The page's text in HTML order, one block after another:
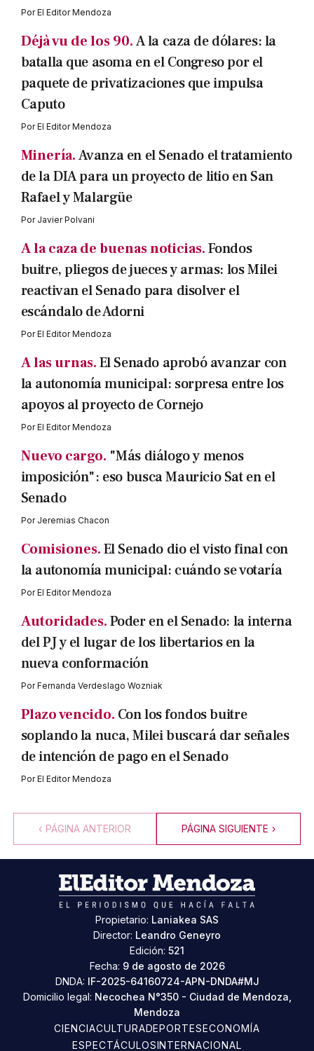
PorEl Editor Mendoza
Déjà vu de los 90.A la caza de dólares: la
batalla que asoma en el Congreso por el
paquete de privatizaciones que impulsa
Caputo
PorEl Editor Mendoza
Minería.Avanza en el Senado el tratamiento
de la DIA para un proyecto de litio en San
Rafael y Malargüe
Por Javier Polvani
A la caza de buenas noticias.Fondos
buitre, pliegos de jueces y armas: los Milei
reactivan el Senado para disolver el
escándalo de Adorni
PorEl Editor Mendoza
A las urnas.El Senado aprobó avanzar con
la autonomía municipal: sorpresa entre los
apoyos al proyecto de Cornejo
PorEl Editor Mendoza
Nuevo cargo. "Más diálogo y menos
imposición": eso busca Mauricio Sat en el
Senado
Por Jeremias Chacon
Comisiones.El Senado dio el visto final con
la autonomía municipal: cuándo se votaría
PorEl Editor Mendoza
Autoridades.Poder en el Senado: la interna
del PJ y el lugar de los libertarios en la
nueva conformación
PorFernanda Verdeslago Wozniak
Plazo vencido. Con los fondos buitre
soplando la nuca, Milei buscará dar señales
de intención de pago en el Senado
PorEl Editor Mendoza
‹ PÁGINA ANTERIOR PÁGINA SIGUIENTE ›
Propietario: Laniakea SAS
Director: Leandro Geneyro
Edición: 521
Fecha: 9 de agosto de 2026
DNDA: IF-2025-64160724-APN-DNDA#MJ
Domicilio legal: Necochea N°350 - Ciudad de Mendoza,
Mendoza
CIENCIACULTURADEPORTESECONOMÍA
ESPECTÁCULOSINTERNACIONAL